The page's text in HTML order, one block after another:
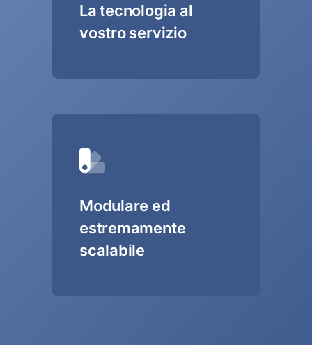
La tecnologia al
vostro servizio
Modulare ed
estremamente
scalabile